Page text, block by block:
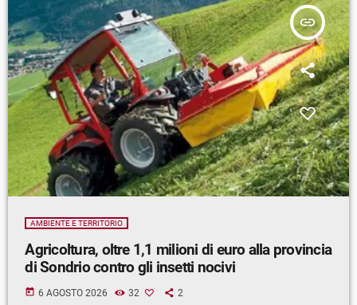
insert_link
AMBIENTE E TERRITORIO
Agricoltura, oltre 1,1 milioni di euro alla provincia
di Sondrio contro gli insetti nocivi
today 6 AGOSTO 2026 32 2